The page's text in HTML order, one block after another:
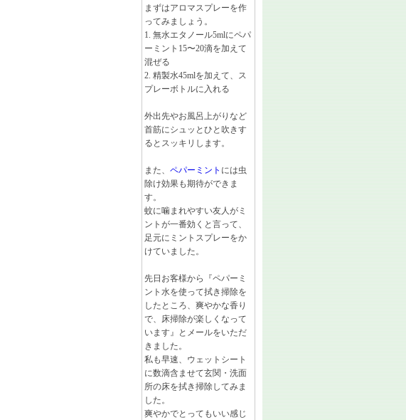
まずはアロマスプレーを作
ってみましょう。
1. 無水エタノール5mlにペパ
ーミント15〜20滴を加えて
混ぜる
2. 精製水45mlを加えて、ス
プレーボトルに入れる
外出先やお風呂上がりなど
首筋にシュッとひと吹きす
るとスッキリします。
また、 ペパーミント には虫
除け効果も期待ができま
す。
蚊に噛まれやすい友人がミ
ントが一番効くと言って、
足元にミントスプレーをか
けていました。
先日お客様から『ペパーミ
ント水を使って拭き掃除を
したところ、爽やかな香り
で、床掃除が楽しくなって
います』とメールをいただ
きました。
私も早速、ウェットシート
に数滴含ませて玄関・洗面
所の床を拭き掃除してみま
した。
爽やかでとってもいい感じ